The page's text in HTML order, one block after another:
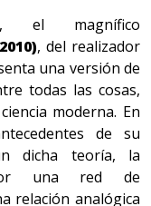
magnífico
, del realizador
una versión de
todas las cosas,
moderna. En
de su
dicha teoría, la
una red de
relación analógica